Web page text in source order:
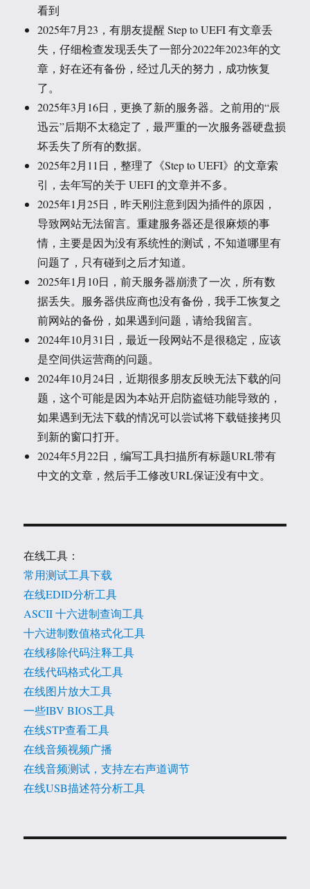
看到
2025年7月23，有朋友提醒 Step to UEFI 有文章丢
失，仔细检查发现丢失了一部分2022年2023年的文
章，好在还有备份，经过几天的努力，成功恢复
了。
2025年3月16日，更换了新的服务器。之前用的“辰
迅云”后期不太稳定了，最严重的一次服务器硬盘损
坏丢失了所有的数据。
2025年2月11日，整理了《Step to UEFI》的文章索
引，去年写的关于 UEFI 的文章并不多。
2025年1月25日，昨天刚注意到因为插件的原因，
导致网站无法留言。重建服务器还是很麻烦的事
情，主要是因为没有系统性的测试，不知道哪里有
问题了，只有碰到之后才知道。
2025年1月10日，前天服务器崩溃了一次，所有数
据丢失。服务器供应商也没有备份，我手工恢复之
前网站的备份，如果遇到问题，请给我留言。
2024年10月31日，最近一段网站不是很稳定，应该
是空间供运营商的问题。
2024年10月24日，近期很多朋友反映无法下载的问
题，这个可能是因为本站开启防盗链功能导致的，
如果遇到无法下载的情况可以尝试将下载链接拷贝
到新的窗口打开。
2024年5月22日，编写工具扫描所有标题URL带有
中文的文章，然后手工修改URL保证没有中文。
在线工具：
常用测试工具下载
在线EDID分析工具
ASCII 十六进制查询工具
十六进制数值格式化工具
在线移除代码注释工具
在线代码格式化工具
在线图片放大工具
一些IBV BIOS工具
在线STP查看工具
在线音频视频广播
在线音频测试，支持左右声道调节
在线USB描述符分析工具